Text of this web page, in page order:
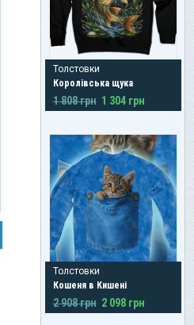
Толстовки
Королівська щука
1 808 грн 1 304 грн
Толстовки
Кошеня в Кишені
2 908 грн 2 098 грн